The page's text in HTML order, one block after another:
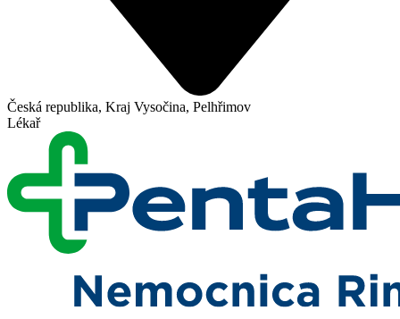
Česká republika, Kraj Vysočina, Pelhřimov
Lékař